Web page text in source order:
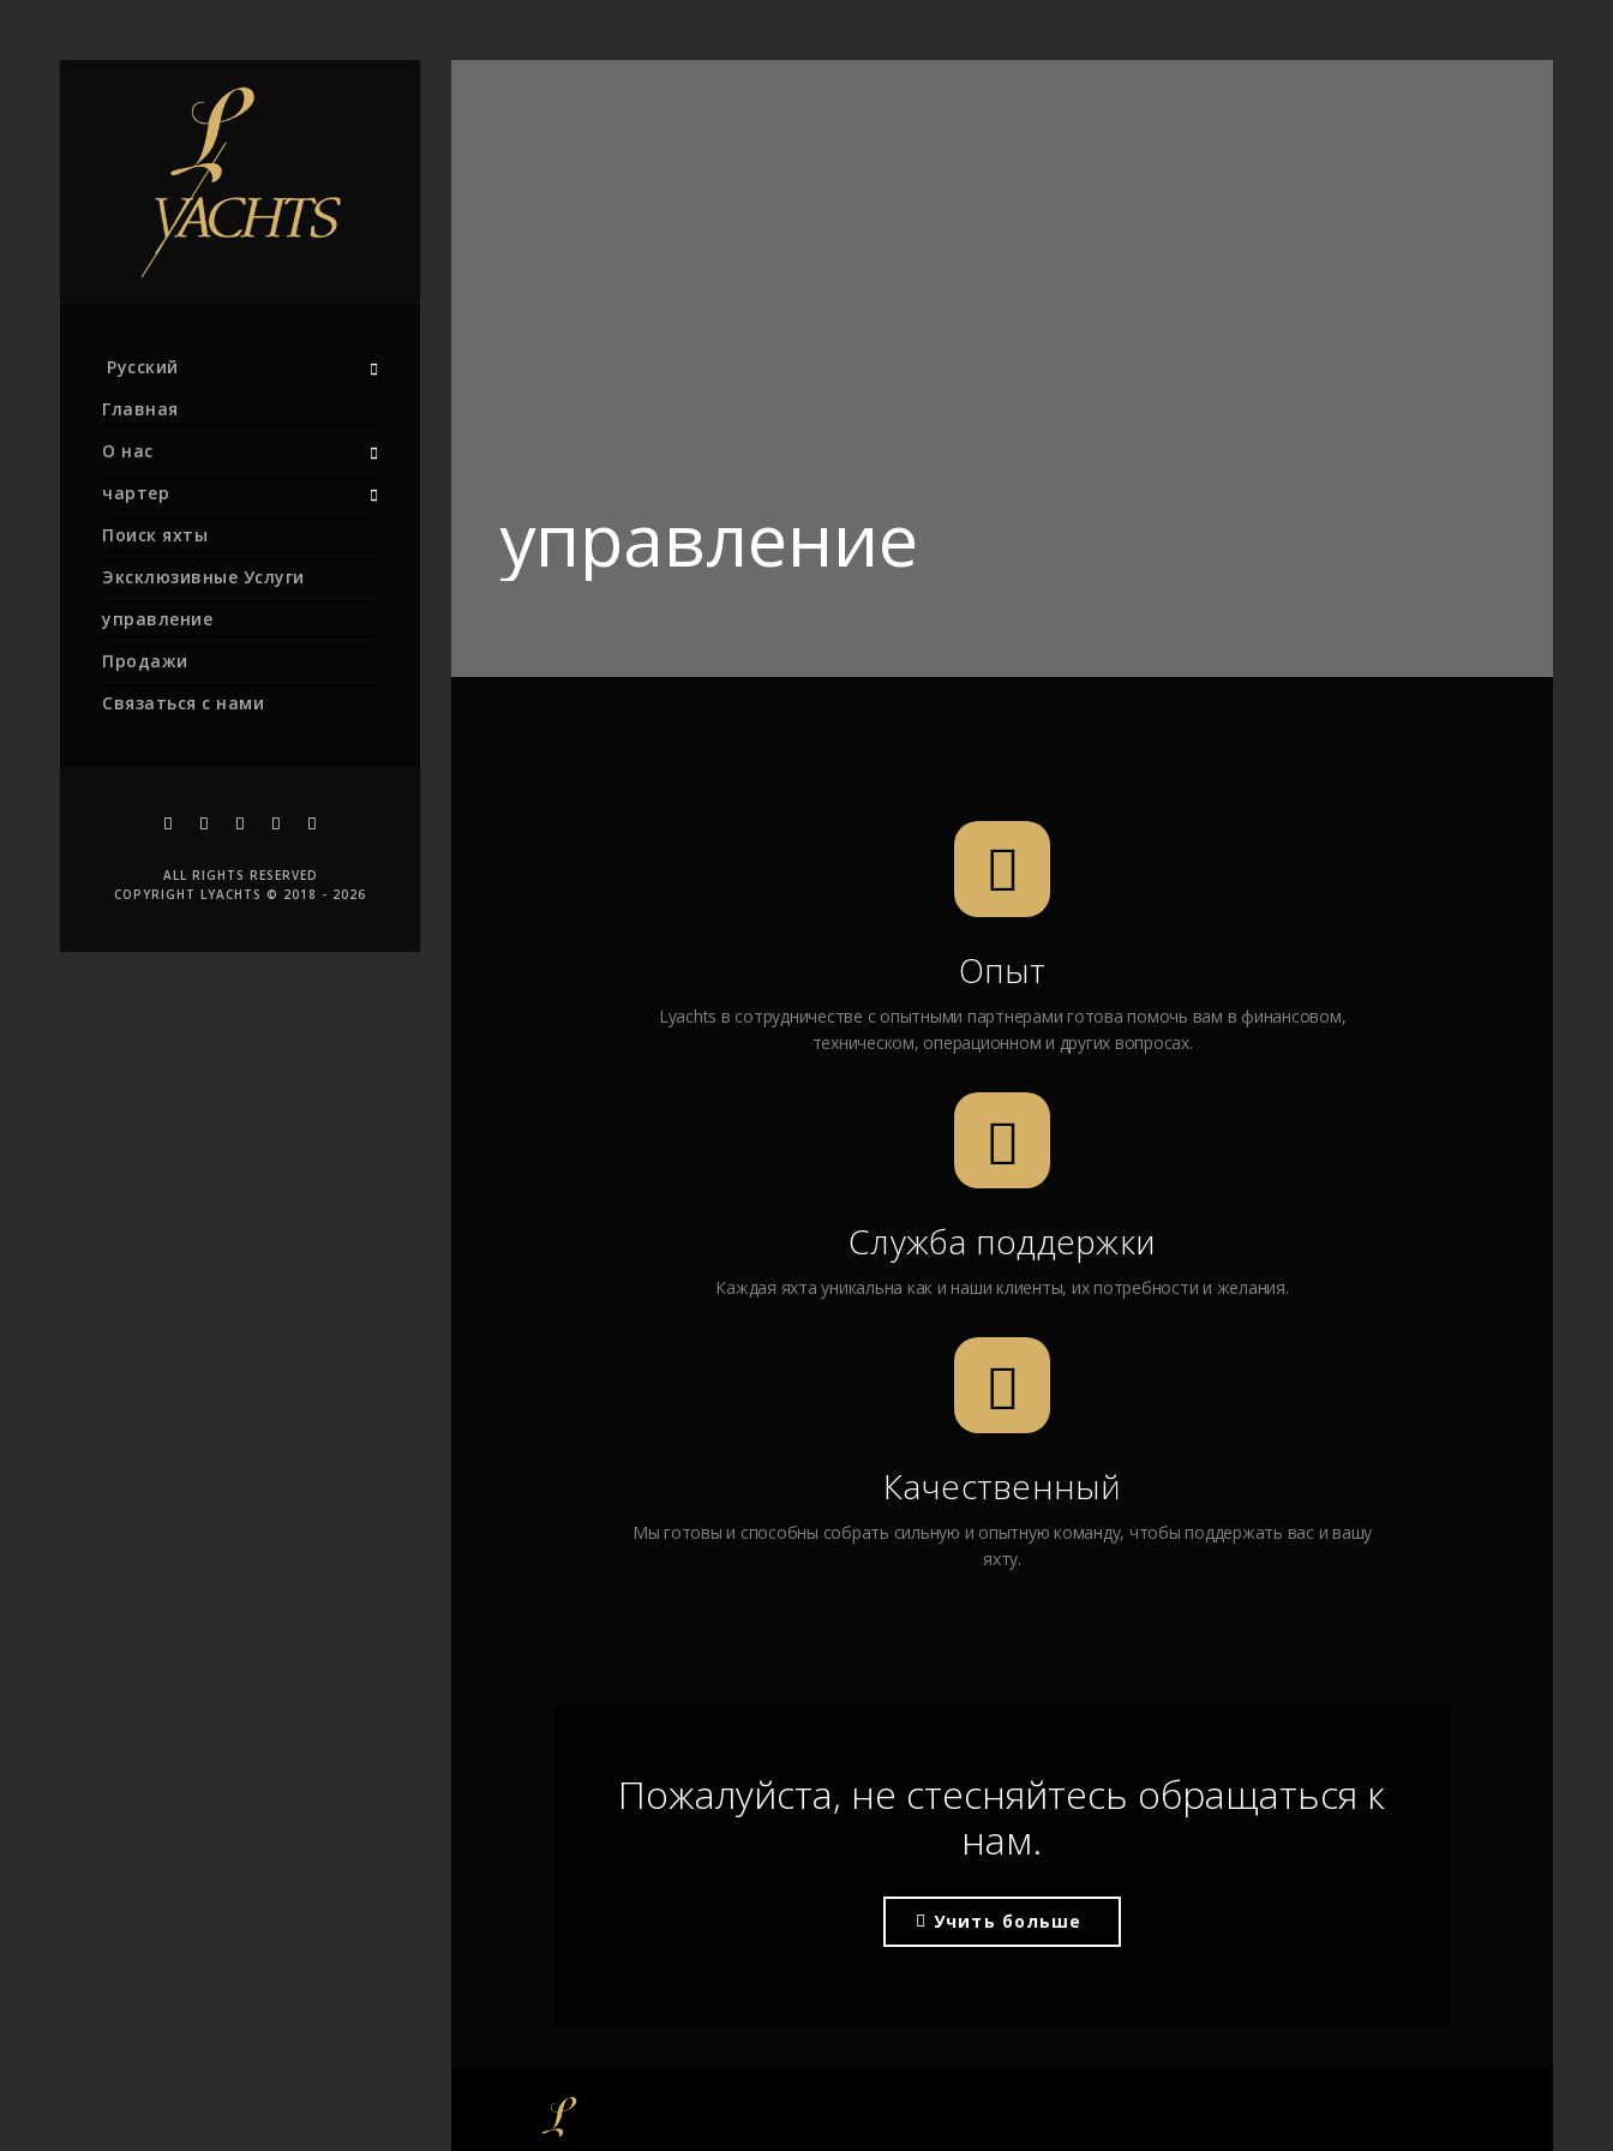
Русский
Главная
О нас
чартер
Поиск яхты
Эксклюзивные Услуги
управление
Продажи
Связаться с нами
ALL RIGHTS RESERVED
COPYRIGHT LYACHTS © 2018 - 2026
управление
Опыт
Lyachts в сотрудничестве с опытными партнерами готова помочь вам в финансовом,
техническом, операционном и других вопросах.
Служба поддержки
Каждая яхта уникальна как и наши клиенты, их потребности и желания.
Качественный
Мы готовы и способны собрать сильную и опытную команду, чтобы поддержать вас и вашу
яхту.
Пожалуйста, не стесняйтесь обращаться к
нам.
Учить больше